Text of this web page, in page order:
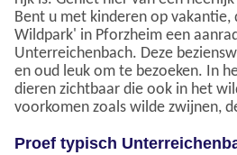
Bent u met kinderen op vakantie,
Wildpark' in Pforzheim een
Unterreichenbach. Deze
en oud leuk om te bezoeken. In
dieren zichtbaar die ook in het
voorkomen zoals wilde zwijnen,
Proef typisch